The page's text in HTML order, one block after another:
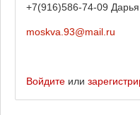
+7(916)586-74-09 Дарья
moskva.93@mail.ru
Войдите или